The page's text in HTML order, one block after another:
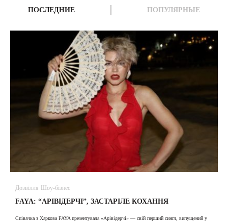
ПОСЛЕДНИЕ ПОПУЛЯРНЫЕ
Дозвілля Шоу-бізнес
FAYA: “АРІВІДЕРЧІ”, ЗАСТАРІЛЕ КОХАННЯ
Співачка з Харкова FAYA презентувала «Арівідерчі» — свій перший сингл, випущений у